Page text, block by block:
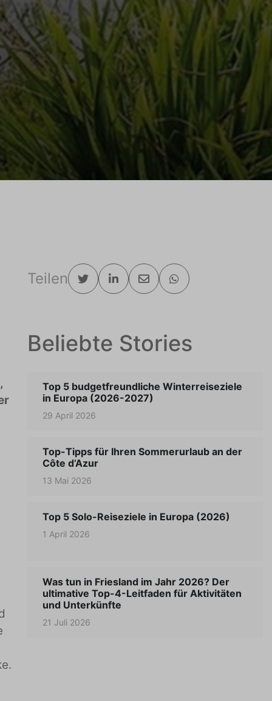
Teilen
Beliebte Stories
Top 5 budgetfreundliche Winterreiseziele
in Europa (2026-2027)
29 April 2026
Top-Tipps für Ihren Sommerurlaub an der
Côte d’Azur
13 Mai 2026
Top 5 Solo-Reiseziele in Europa (2026)
1 April 2026
Was tun in Friesland im Jahr 2026? Der
ultimative Top-4-Leitfaden für Aktivitäten
und Unterkünfte
21 Juli 2026